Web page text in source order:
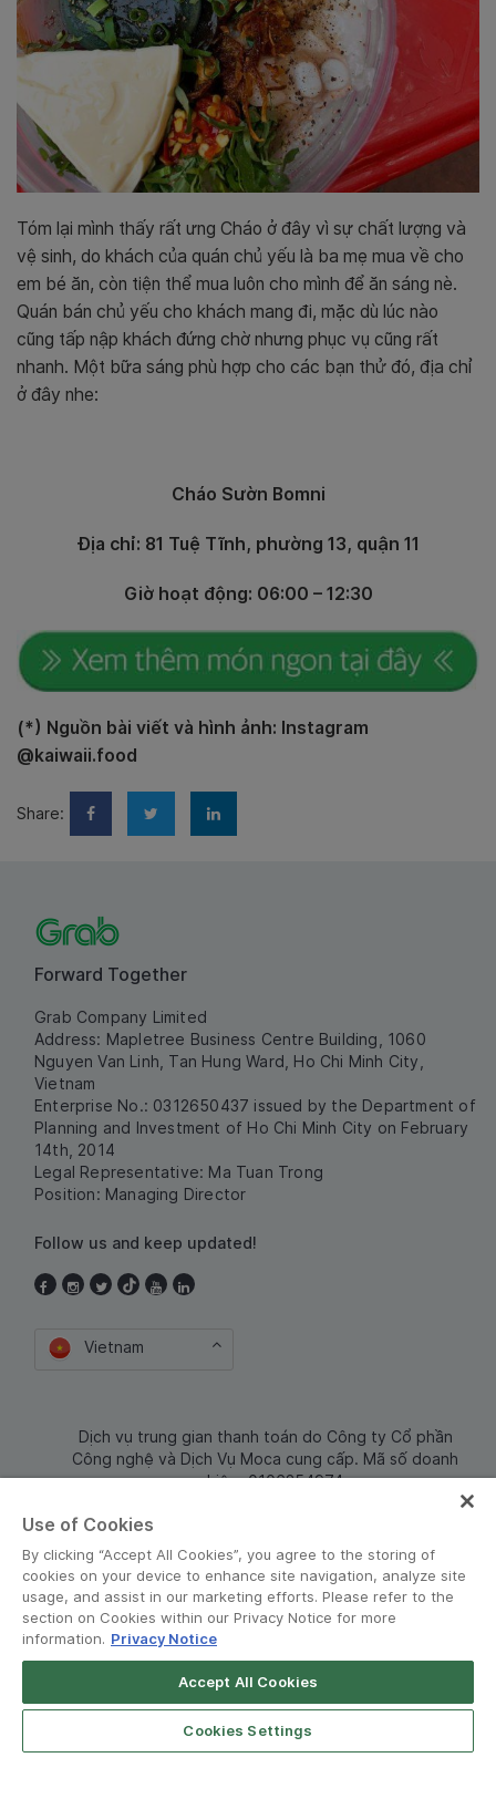
Tóm lại mình thấy rất ưng Cháo ở đây vì sự chất lượng và
vệ sinh, do khách của quán chủ yếu là ba mẹ mua về cho
em bé ăn, còn tiện thể mua luôn cho mình để ăn sáng nè.
Quán bán chủ yếu cho khách mang đi, mặc dù lúc nào
cũng tấp nập khách đứng chờ nhưng phục vụ cũng rất
nhanh. Một bữa sáng phù hợp cho các bạn thử đó, địa chỉ
ở đây nhe:
Cháo Sườn Bomni
Địa chỉ: 81 Tuệ Tĩnh, phường 13, quận 11
Giờ hoạt động: 06:00 – 12:30
(*) Nguồn bài viết và hình ảnh: Instagram
@kaiwaii.food
Share:
Forward Together
Grab Company Limited
Address: Mapletree Business Centre Building, 1060
Nguyen Van Linh, Tan Hung Ward, Ho Chi Minh City,
Vietnam
Enterprise No.: 0312650437 issued by the Department of
Planning and Investment of Ho Chi Minh City on February
14th, 2014
Legal Representative: Ma Tuan Trong
Position: Managing Director
Follow us and keep updated!
Vietnam
Dịch vụ trung gian thanh toán do Công ty Cổ phần
Công nghệ và Dịch Vụ Moca cung cấp. Mã số doanh
nghiệp: 0106254974
© Grab 2010 - 2026
Use of Cookies
By clicking “Accept All Cookies”, you agree to the storing of
cookies on your device to enhance site navigation, analyze site
usage, and assist in our marketing efforts. Please refer to the
section on Cookies within our Privacy Notice for more
information. Privacy Notice
Accept All Cookies
Cookies Settings